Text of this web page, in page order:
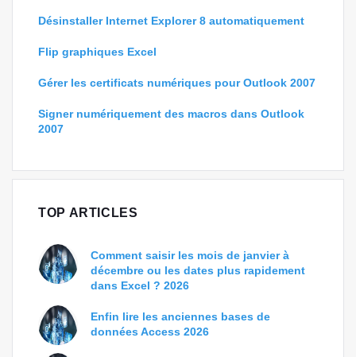
Désinstaller Internet Explorer 8 automatiquement
Flip graphiques Excel
Gérer les certificats numériques pour Outlook 2007
Signer numériquement des macros dans Outlook
2007
TOP ARTICLES
Comment saisir les mois de janvier à
décembre ou les dates plus rapidement
dans Excel ? 2026
Enfin lire les anciennes bases de
données Access 2026